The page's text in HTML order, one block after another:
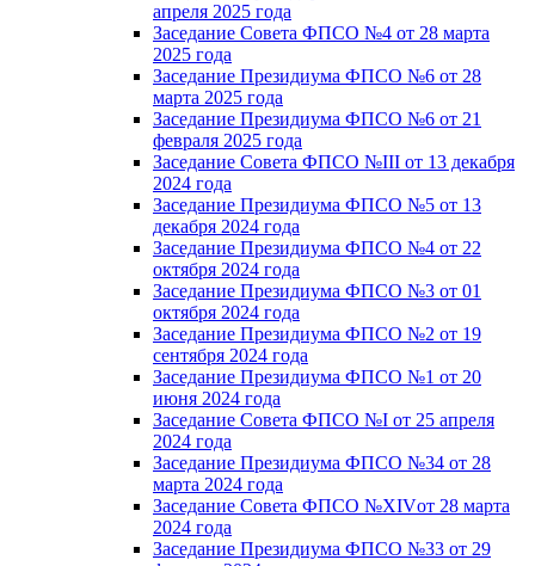
апреля 2025 года
Заседание Совета ФПСО №4 от 28 марта
2025 года
Заседание Президиума ФПСО №6 от 28
марта 2025 года
Заседание Президиума ФПСО №6 от 21
февраля 2025 года
Заседание Совета ФПСО №III от 13 декабря
2024 года
Заседание Президиума ФПСО №5 от 13
декабря 2024 года
Заседание Президиума ФПСО №4 от 22
октября 2024 года
Заседание Президиума ФПСО №3 от 01
октября 2024 года
Заседание Президиума ФПСО №2 от 19
сентября 2024 года
Заседание Президиума ФПСО №1 от 20
июня 2024 года
Заседание Совета ФПСО №I от 25 апреля
2024 года
Заседание Президиума ФПСО №34 от 28
марта 2024 года
Заседание Совета ФПСО №XIVот 28 марта
2024 года
Заседание Президиума ФПСО №33 от 29